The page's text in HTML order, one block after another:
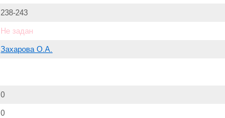
238-243
Не задан
Захарова О.А.
0
0